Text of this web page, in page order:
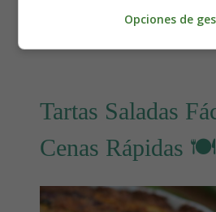
Menos de 30
Tartas Saladas
Cenas Rápidas 🍽️
Opciones de